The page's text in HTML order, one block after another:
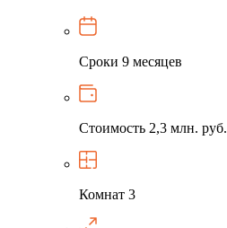
Сроки 9 месяцев
Стоимость 2,3 млн. руб.
Комнат 3